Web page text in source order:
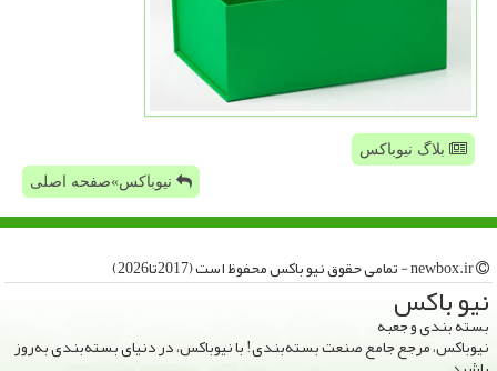
بلاگ نیوباکس
نیوباکس»صفحه اصلی
نیو باكس
بسته بندی و جعبه
نیوباکس، مرجع جامع صنعت بسته‌بندی! با نیوباکس، در دنیای بسته‌بندی به‌روز